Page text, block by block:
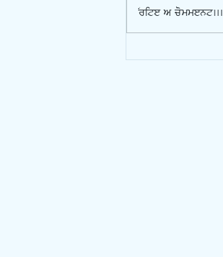
Write a comment...